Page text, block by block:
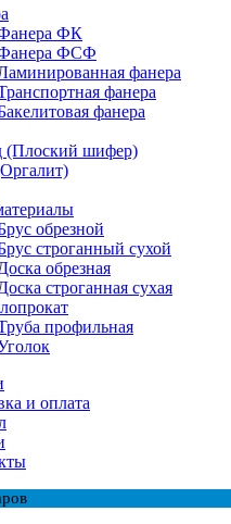
ФК
ФСФ
фанера
фанера
фанера
(Плоский шифер)
обрезной
строганный сухой
обрезная
строганная сухая
профильная
и оплата